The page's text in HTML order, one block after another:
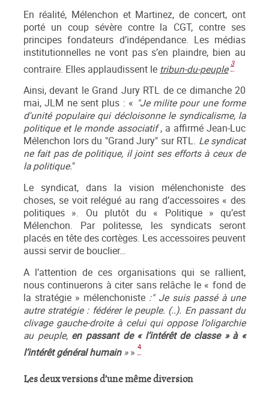
En réalité, Mélenchon et Martinez, de concert, ont
porté un coup sévère contre la CGT, contre ses
principes fondateurs d’indépendance. Les médias
institutionnelles ne vont pas s’en plaindre, bien au
contraire. Elles applaudissent le tribun-du-peuple 3
Ainsi, devant le Grand Jury RTL de ce dimanche 20
mai, JLM ne sent plus : « "Je milite pour une forme
d'unité populaire qui décloisonne le syndicalisme, la
politique et le monde associatif, a affirmé Jean-Luc
Mélenchon lors du "Grand Jury" sur RTL. Le syndicat
ne fait pas de politique, il joint ses efforts à ceux de
la politique."
Le syndicat, dans la vision mélenchoniste des
choses, se voit relégué au rang d’accessoires « des
politiques ». Ou plutôt du « Politique » qu’est
Mélenchon. Par politesse, les syndicats seront
placés en tête des cortèges. Les accessoires peuvent
aussi servir de bouclier…
A l’attention de ces organisations qui se rallient,
nous continuerons à citer sans relâche le « fond de
la stratégie » mélenchoniste :" Je suis passé à une
autre stratégie : fédérer le peuple. (..). En passant du
clivage gauche-droite à celui qui oppose l’oligarchie
au peuple, en passant de « l’intérêt de classe » à «
l’intérêt général humain»» 4
Les deux versions d’une même diversion